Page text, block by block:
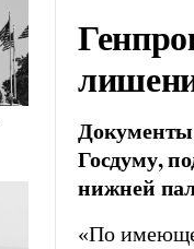
Документы
Госдуму,
нижней
«По